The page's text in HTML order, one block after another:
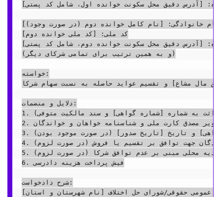
[آدرس دقیق محل سکونت خوانده اول، شامل کد پستی]
خانوادگی: [نام کامل خوانده دوم (در صورت وجود)]
کد ملی: [کد ملی خوانده دوم]
[آدرس دقیق محل سکونت خوانده دوم، شامل کد پستی]
(و به همین ترتیب برای تمامی شرکای دیگر)
خواسته:
مال مشاع] و تقسیم عواید حاصله به نسبت سهام شرکا.
دلایل و منضمات:
1. تصویر مصدق سند مالکیت [شماره سند] (یا گواهی حصر وراثت به شماره [شماره گواهی] و سند مالکیت متوفی)
2. تصویر مصدق کارت ملی و شناسنامه خواهان و خواندگان
3. گواهی عدم افراز صادره از اداره ثبت اسناد و املاک [نام اداره] به شماره [شماره گواهی] و تاریخ [تاریخ صدور] (در صورت موجود بودن)
4. (در صورت لزوم) تصویر مصدق مکاتبات/اخطاریه های ارسالی به خواندگان جهت توافق بر تقسیم یا فروش
5. (در صورت لزوم) استشهادیه محلی مبنی بر عدم توافق شرکا
6. فیش پرداخت هزینه دادرسی
شرح دادخواست:
عمومی حقوقی/شورای حل اختلاف [نام شهرستان و استان]